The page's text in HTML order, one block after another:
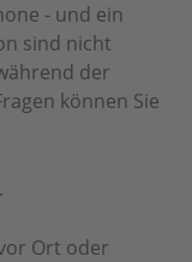
- und ein
sind nicht
der
können Sie
Ort oder